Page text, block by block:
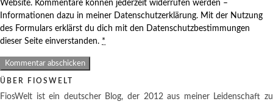
Website. Kommentare können jederzeit widerrufen werden –
Informationen dazu in meiner Datenschutzerklärung. Mit der Nutzung
des Formulars erklärst du dich mit den Datenschutzbestimmungen
dieser Seite einverstanden. *
ÜBER FIOSWELT
FiosWelt ist ein deutscher Blog, der 2012 aus meiner Leidenschaft zu